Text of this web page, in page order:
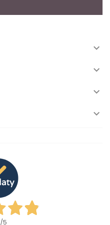




/5